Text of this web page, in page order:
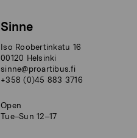
Sinne
Iso Roobertinkatu 16
00120 Helsinki
sinne@proartibus.fi
+358 (0)45 883 3716
Open
Tue–Sun 12–17